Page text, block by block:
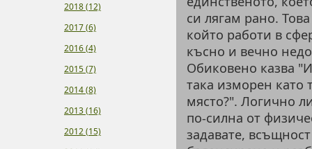
2018 (12)
2017 (6)
2016 (4)
2015 (7)
2014 (8)
2013 (16)
2012 (15)
си лягам рано.
който работи в
късно и вечно
Обиковено казва
така изморен като
място?". Логично
по-силна от
задавате,